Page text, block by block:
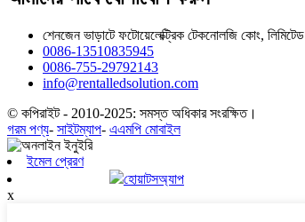
শেনজেন ভাড়াটে ফটোয়েলেক্ট্রিক টেকনোলজি কোং, লিমিটেড
0086-13510835945
0086-755-29792143
info@rentalledsolution.com
© কপিরাইট - 2010-2025: সমস্ত অধিকার সংরক্ষিত।
গরম পণ্য- সাইটম্যাপ- এএমপি মোবাইল
ইমেল প্রেরণ
হোয়াটসঅ্যাপ
x